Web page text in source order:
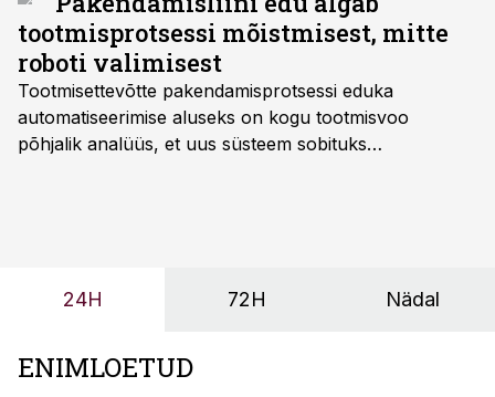
tootmisprotsessi mõistmisest, mitte
roboti valimisest
Tootmisettevõtte pakendamisprotsessi eduka
automatiseerimise aluseks on kogu tootmisvoo
põhjalik analüüs, et uus süsteem sobituks
OÜ tegevjuht Sander Mitendorf.
24H 72H Nädal
ENIMLOETUD